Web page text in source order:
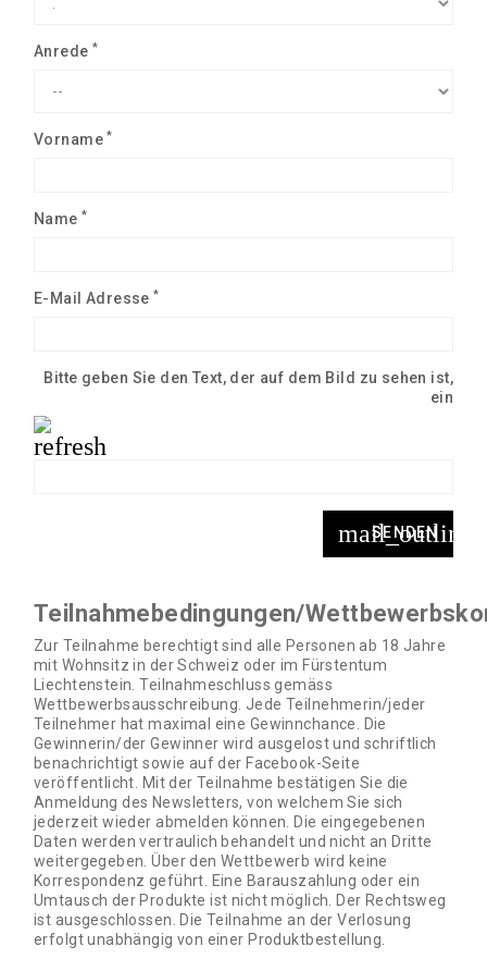
Anrede *
Vorname*
Name*
E-Mail Adresse*
Bitte geben Sie den Text, der auf dem Bild zu sehen ist,
ein
refresh
mail_outline
SENDEN
Teilnahmebedingungen/
Zur Teilnahme berechtigt sind alle Personen ab 18 Jahre
mit Wohnsitz in der Schweiz oder im Fürstentum
Liechtenstein. Teilnahmeschluss gemäss
Wettbewerbsausschreibung. Jede Teilnehmerin/jeder
Teilnehmer hat maximal eine Gewinnchance. Die
Gewinnerin/der Gewinner wird ausgelost und schriftlich
benachrichtigt sowie auf der Facebook-Seite
veröffentlicht. Mit der Teilnahme bestätigen Sie die
Anmeldung des Newsletters, von welchem Sie sich
jederzeit wieder abmelden können. Die eingegebenen
Daten werden vertraulich behandelt und nicht an Dritte
weitergegeben. Über den Wettbewerb wird keine
Korrespondenz geführt. Eine Barauszahlung oder ein
Umtausch der Produkte ist nicht möglich. Der Rechtsweg
ist ausgeschlossen. Die Teilnahme an der Verlosung
erfolgt unabhängig von einer Produktbestellung.